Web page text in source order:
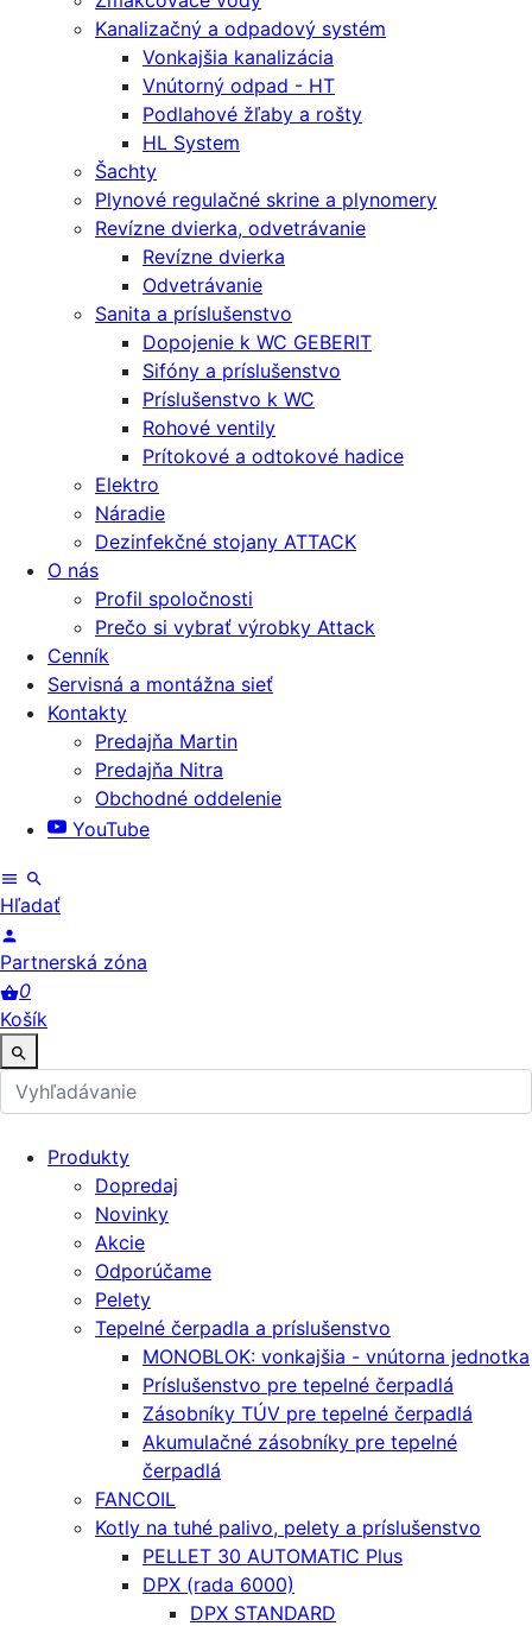
Kanalizačný a odpadový systém
Vonkajšia kanalizácia
Vnútorný odpad - HT
Podlahové žľaby a rošty
HL System
Šachty
Plynové regulačné skrine a plynomery
Revízne dvierka, odvetrávanie
Revízne dvierka
Odvetrávanie
Sanita a príslušenstvo
Dopojenie k WC GEBERIT
Sifóny a príslušenstvo
Príslušenstvo k WC
Rohové ventily
Prítokové a odtokové hadice
Elektro
Náradie
Dezinfekčné stojany ATTACK
O nás
Profil spoločnosti
Prečo si vybrať výrobky Attack
Cenník
Servisná a montážna sieť
Kontakty
Predajňa Martin
Predajňa Nitra
Obchodné oddelenie
YouTube
Hľadať
Partnerská zóna
0
Košík
Produkty
Dopredaj
Novinky
Akcie
Odporúčame
Pelety
Tepelné čerpadla a príslušenstvo
MONOBLOK: vonkajšia - vnútorna jednotka
Príslušenstvo pre tepelné čerpadlá
Zásobníky TÚV pre tepelné čerpadlá
Akumulačné zásobníky pre tepelné
čerpadlá
FANCOIL
Kotly na tuhé palivo, pelety a príslušenstvo
PELLET 30 AUTOMATIC Plus
DPX (rada 6000)
DPX STANDARD